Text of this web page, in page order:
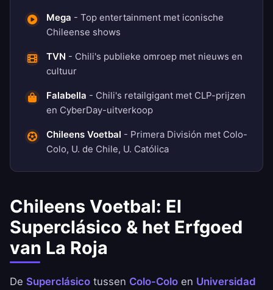
Mega - Top entertainment met iconische
Chileense shows
TVN - Chili's publieke omroep met nieuws en
cultuur
Falabella - Chili's retailgigant met CLP-prijzen
en CyberDay-uitverkoop
Chileens Voetbal - Primera División met Colo-
Colo, U. de Chile, U. Católica
Chileens Voetbal: El
Superclásico & het Erfgoed
van La Roja
De Superclásico tussen Colo-Colo en Universidad